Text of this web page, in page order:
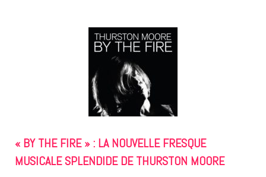
« BY THE FIRE » : LA NOUVELLE FRESQUE
MUSICALE SPLENDIDE DE THURSTON MOORE